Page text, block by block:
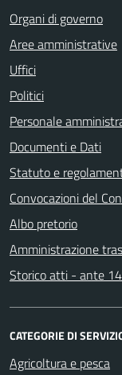
Organi di governo
Aree amministrative
Uffici
Politici
Personale
Documenti e Dati
Statuto e
Convocazioni del
Albo pretorio
Amministrazione
Storico atti - ante
CATEGORIE DI
Agricoltura e pesca